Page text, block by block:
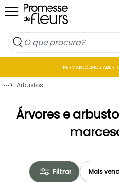
Ir para o Conteúdo
PERMANECEMOS
⋯> Arbustos
Árvores e
Filtrar